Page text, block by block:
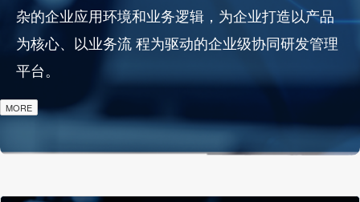
杂的企业应用环境和业务逻辑，为企业打造以产品
为核心、以业务流 程为驱动的企业级协同研发管理
平台。
MORE